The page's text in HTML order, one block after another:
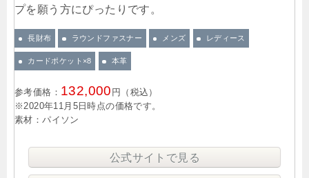
プを願う方にぴったりです。
長財布 ラウンドファスナー メンズ レディース
カードポケット×8 本革
参考価格： 132,000 円（税込）
※2020年11月5日時点の価格です。
素材：パイソン
公式サイトで見る